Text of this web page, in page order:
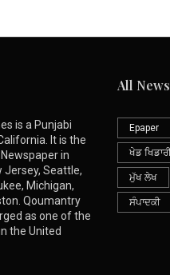
is a Punjabi
It is the
in
Jersey, Seattle,
Michigan,
Qoumantry
as one of the
the United
All News
Epaper
ਖੇਡ
ਮੁੱਖ ਲੇਖ
ਸੰਪਾਦਕੀ